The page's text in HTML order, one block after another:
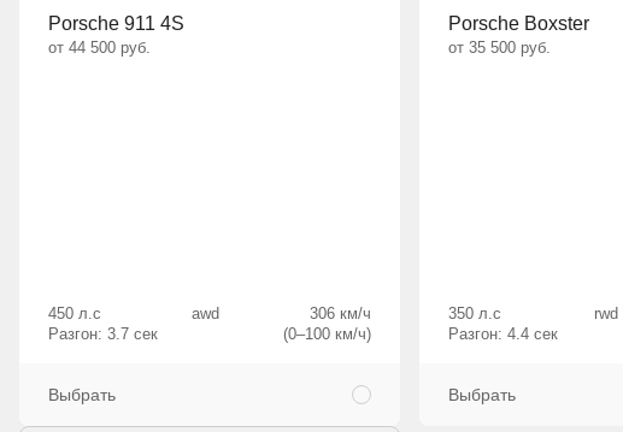
Porsche 911 4S
от 44 500 руб.
450 л.с awd
306 км/ч
Разгон: 3.7 сек
(0–100 км/ч)
Выбрать
Porsche Boxster
от 35 500 руб.
350 л.с rwd
Разгон: 4.4 сек
Выбрать